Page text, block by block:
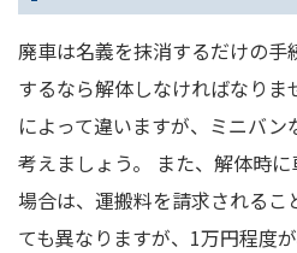
廃車は名義を抹消するだけの
するなら解体しなければなり
によって違いますが、ミニバン
考えましょう。 また、解体時
場合は、運搬料を請求されるこ
ても異なりますが、1万円程度